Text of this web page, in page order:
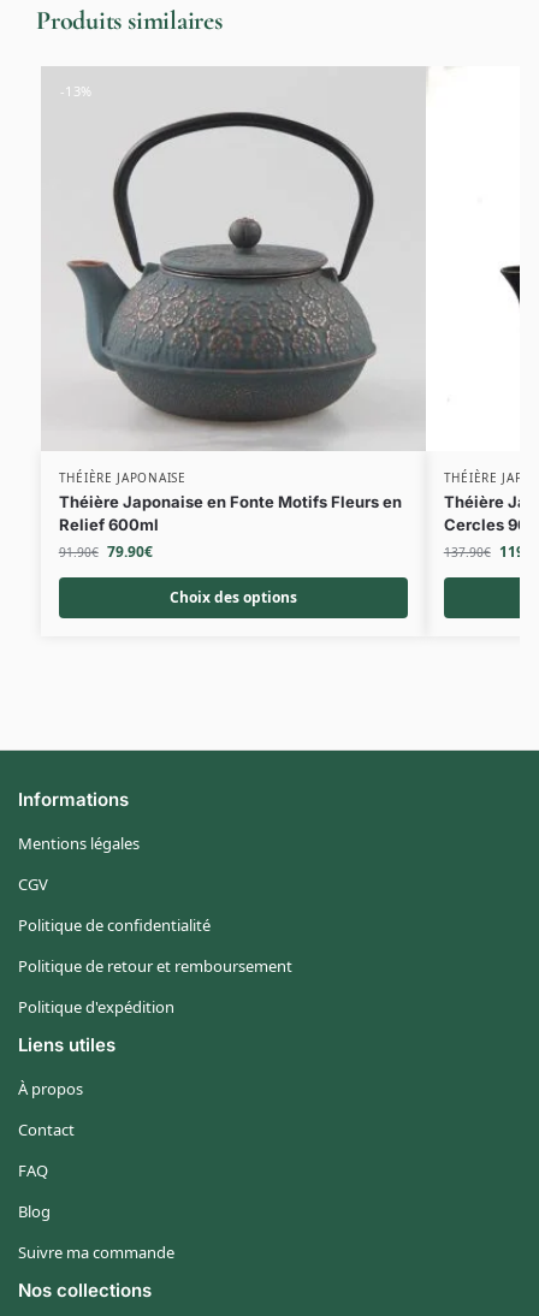
Produits similaires
-13%
THÉIÈRE JAPONAISE
Théière Japonaise en Fonte Motifs Fleurs en
Relief 600ml
91.90€ 79.90€
Choix des options
THÉIÈRE
Théière
Cercles
137.90€
Informations
Mentions légales
CGV
Politique de confidentialité
Politique de retour et remboursement
Politique d'expédition
Liens utiles
À propos
Contact
FAQ
Blog
Suivre ma commande
Nos collections